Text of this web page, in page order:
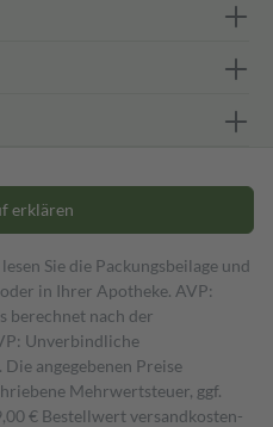
erklären
Sie die Packungsbeilage und
in Ihrer Apotheke. AVP:
berechnet nach der
Unverbindliche
angegebenen Preise
Mehrwertsteuer, ggf.
€ Bestell­wert versand­kosten­